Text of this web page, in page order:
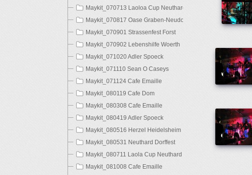
Maykit_070713 Laoloa Cup Neuthard
Maykit_070817 Oase Graben-Neudorf
Maykit_070901 Strassenfest Forst
Maykit_070902 Lebenshilfe Woerth
Maykit_071020 Adler Spoeck
Maykit_071110 Sean O Caseys
Maykit_071124 Cafe Emaille
Maykit_080119 Cafe Dom
Maykit_080308 Cafe Emaille
Maykit_080419 Adler Spoeck
Maykit_080516 Herzel Heidelsheim
Maykit_080531 Neuthard Dorffest
Maykit_080711 Laola Cup Neuthard
Maykit_081008 Cafe Emaille